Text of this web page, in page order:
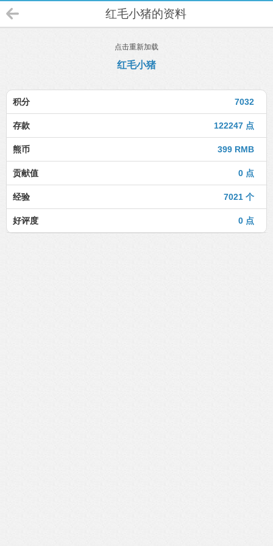
红毛小猪的资料
点击重新加载
红毛小猪
7032
积分
122247 点
存款
399 RMB
熊币
0 点
贡献值
7021 个
经验
0 点
好评度